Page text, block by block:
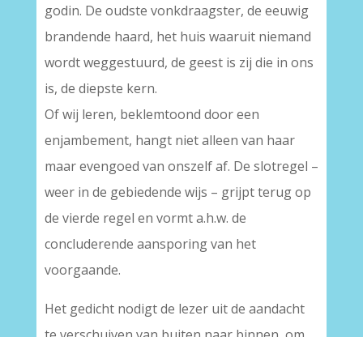
godin. De oudste vonkdraagster, de eeuwig
brandende haard, het huis waaruit niemand
wordt weggestuurd, de geest is zij die in ons
is, de diepste kern.
Of wij leren, beklemtoond door een
enjambement, hangt niet alleen van haar
maar evengoed van onszelf af. De slotregel –
weer in de gebiedende wijs – grijpt terug op
de vierde regel en vormt a.h.w. de
concluderende aansporing van het
voorgaande.
Het gedicht nodigt de lezer uit de aandacht